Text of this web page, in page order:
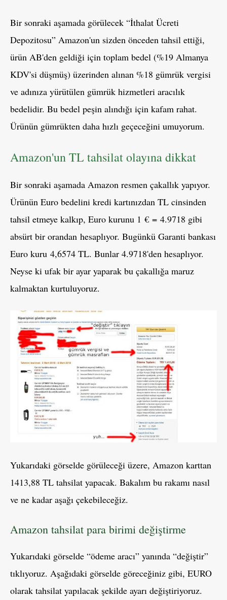
Bir sonraki aşamada görülecek “İthalat Ücreti
Depozitosu” Amazon'un sizden önceden tahsil ettiği,
ürün AB'den geldiği için toplam bedel (%19 Almanya
KDV'si düşmüş) üzerinden alınan %18 gümrük vergisi
ve adınıza yürütülen gümrük hizmetleri aracılık
bedelidir. Bu bedel peşin alındığı için kafam rahat.
Ürünün gümrükten daha hızlı geçeceğini umuyorum.
Amazon'un TL tahsilat olayına dikkat
Bir sonraki aşamada Amazon resmen çakallık yapıyor.
Ürünün Euro bedelini kredi kartınızdan TL cinsinden
tahsil etmeye kalkıp, Euro kurunu 1 € = 4.9718 gibi
absürt bir orandan hesaplıyor. Bugünkü Garanti bankası
Euro kuru 4,6574 TL. Bunlar 4.9718'den hesaplıyor.
Neyse ki ufak bir ayar yaparak bu çakallığa maruz
kalmaktan kurtuluyoruz.
Yukarıdaki görselde görüleceği üzere, Amazon karttan
1413,88 TL tahsilat yapacak. Bakalım bu rakamı nasıl
ve ne kadar aşağı çekebileceğiz.
Amazon tahsilat para birimi değiştirme
Yukarıdaki görselde “ödeme aracı” yanında “değiştir”
tıklıyoruz. Aşağıdaki görselde göreceğiniz gibi, EURO
olarak tahsilat yapılacak şekilde ayarı değiştiriyoruz.